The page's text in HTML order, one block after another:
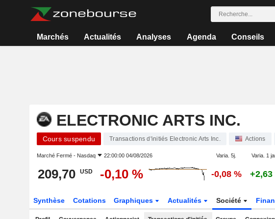
Marchés Actualités Analyses Agenda Conseils
ELECTRONIC ARTS INC.
Cours suspendu Transactions d'initiés Electronic Arts Inc. Actions
Marché Fermé - Nasdaq 22:00:00 04/08/2026 Varia. 5j. Varia. 1
209,70 USD -0,10 % -0,08 % +2,63
Synthèse Cotations Graphiques Actualités Société